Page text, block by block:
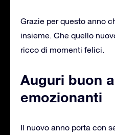
Grazie per questo anno
insieme. Che quello
ricco di momenti felici.
Auguri buon
emozionanti
Il nuovo anno porta con